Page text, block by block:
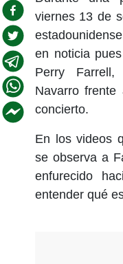
viernes 13 de
en noticia
Perry
Navarro
concierto.
En los videos
se observa a
enfurecido
entender qué